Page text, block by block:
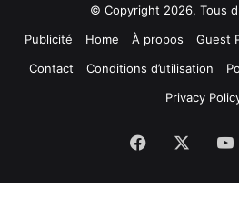
© Copyright 2026, Tous
Publicité
Home À propos
Guest
Contact
Conditions d’utilisation
Privacy
Facebook